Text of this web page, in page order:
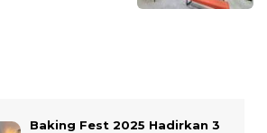
Baking Fest 2025 Hadirkan 3